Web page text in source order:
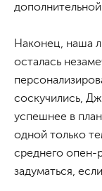
Наконец, наша
осталась
соскучились,
успешнее в
одной только
среднего опен-
задуматься,